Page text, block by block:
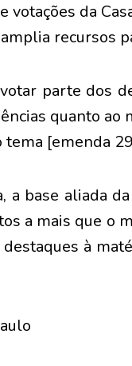
votações da
recursos
parte dos
quanto
[emenda
a base aliada
a mais que o
à